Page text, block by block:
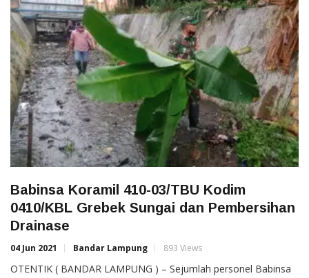
Babinsa Koramil 410-03/TBU Kodim
0410/KBL Grebek Sungai dan Pembersihan
Drainase
04 Jun 2021 Bandar Lampung 893 Views
OTENTIK ( BANDAR LAMPUNG ) – Sejumlah personel Babinsa